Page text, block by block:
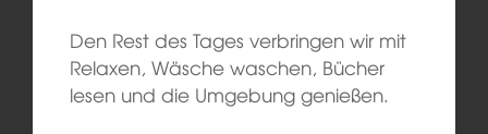
Den Rest des Tages verbringen wir mit
Relaxen, Wäsche waschen, Bücher
lesen und die Umgebung genießen.